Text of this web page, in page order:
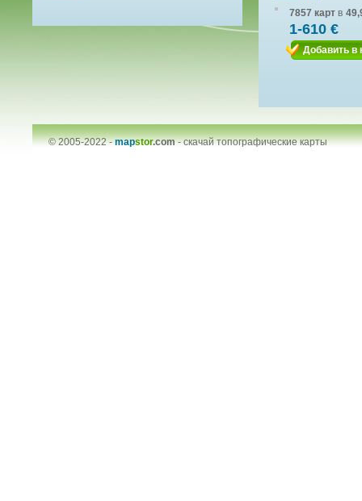
7857 карт в
1-610 €
Добавить в
© 2005-2022 -mapstor.com-скачай топографические карты